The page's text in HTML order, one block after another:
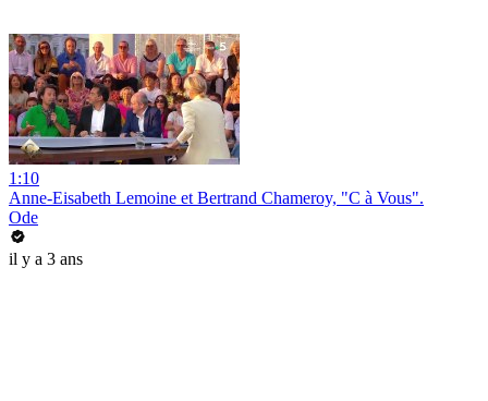
1:10
Anne-Eisabeth Lemoine et Bertrand Chameroy, "C à Vous".
Ode
il y a 3 ans